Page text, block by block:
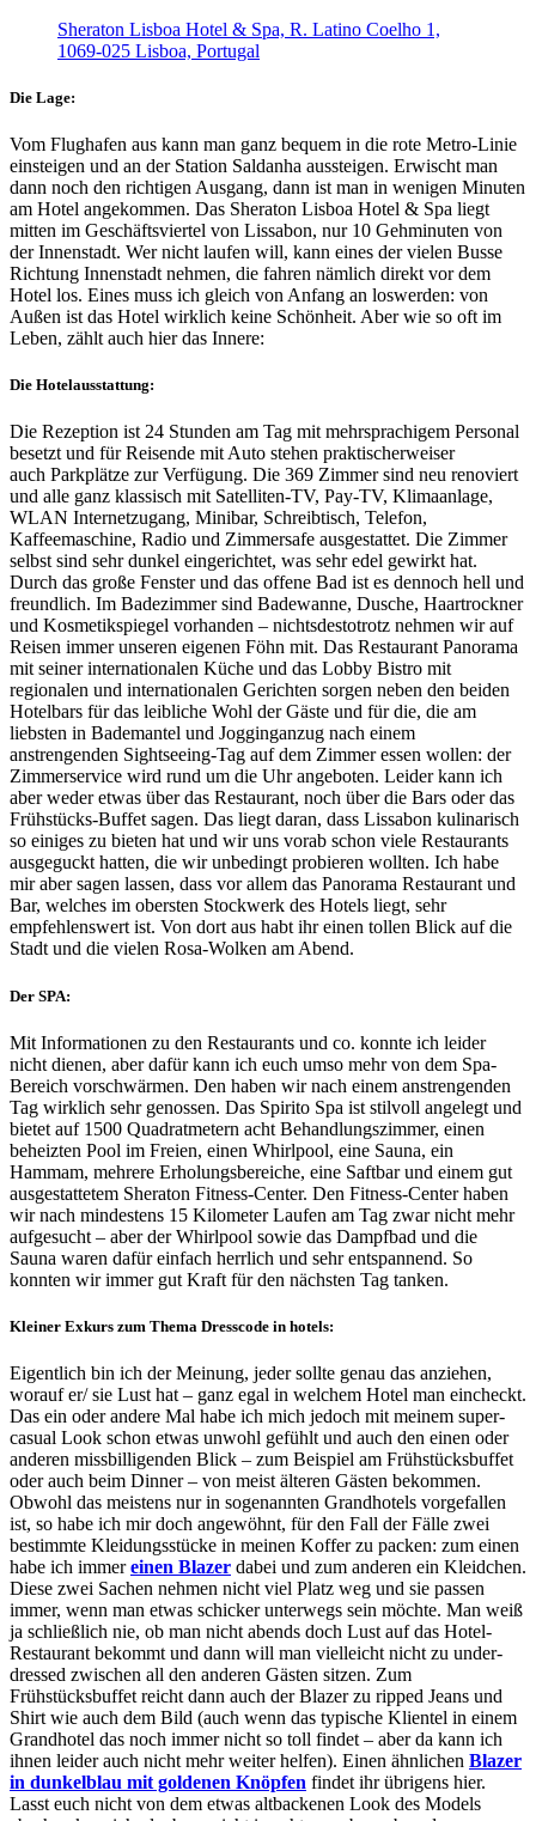
Sheraton Lisboa Hotel & Spa, R. Latino Coelho 1,
1069-025 Lisboa, Portugal
Die Lage:
Vom Flughafen aus kann man ganz bequem in die rote Metro-Linie
einsteigen und an der Station Saldanha aussteigen. Erwischt man
dann noch den richtigen Ausgang, dann ist man in wenigen Minuten
am Hotel angekommen. Das Sheraton Lisboa Hotel & Spa liegt
mitten im Geschäftsviertel von Lissabon, nur 10 Gehminuten von
der Innenstadt. Wer nicht laufen will, kann eines der vielen Busse
Richtung Innenstadt nehmen, die fahren nämlich direkt vor dem
Hotel los. Eines muss ich gleich von Anfang an loswerden: von
Außen ist das Hotel wirklich keine Schönheit. Aber wie so oft im
Leben, zählt auch hier das Innere:
Die Hotelausstattung:
Die Rezeption ist 24 Stunden am Tag mit mehrsprachigem Personal
besetzt und für Reisende mit Auto stehen praktischerweiser
auch Parkplätze zur Verfügung. Die 369 Zimmer sind neu renoviert
und alle ganz klassisch mit Satelliten-TV, Pay-TV, Klimaanlage,
WLAN Internetzugang, Minibar, Schreibtisch, Telefon,
Kaffeemaschine, Radio und Zimmersafe ausgestattet. Die Zimmer
selbst sind sehr dunkel eingerichtet, was sehr edel gewirkt hat.
Durch das große Fenster und das offene Bad ist es dennoch hell und
freundlich. Im Badezimmer sind Badewanne, Dusche, Haartrockner
und Kosmetikspiegel vorhanden – nichtsdestotrotz nehmen wir auf
Reisen immer unseren eigenen Föhn mit. Das Restaurant Panorama
mit seiner internationalen Küche und das Lobby Bistro mit
regionalen und internationalen Gerichten sorgen neben den beiden
Hotelbars für das leibliche Wohl der Gäste und für die, die am
liebsten in Bademantel und Jogginganzug nach einem
anstrengenden Sightseeing-Tag auf dem Zimmer essen wollen: der
Zimmerservice wird rund um die Uhr angeboten. Leider kann ich
aber weder etwas über das Restaurant, noch über die Bars oder das
Frühstücks-Buffet sagen. Das liegt daran, dass Lissabon kulinarisch
so einiges zu bieten hat und wir uns vorab schon viele Restaurants
ausgeguckt hatten, die wir unbedingt probieren wollten. Ich habe
mir aber sagen lassen, dass vor allem das Panorama Restaurant und
Bar, welches im obersten Stockwerk des Hotels liegt, sehr
empfehlenswert ist. Von dort aus habt ihr einen tollen Blick auf die
Stadt und die vielen Rosa-Wolken am Abend.
Der SPA:
Mit Informationen zu den Restaurants und co. konnte ich leider
nicht dienen, aber dafür kann ich euch umso mehr von dem Spa-
Bereich vorschwärmen. Den haben wir nach einem anstrengenden
Tag wirklich sehr genossen. Das Spirito Spa ist stilvoll angelegt und
bietet auf 1500 Quadratmetern acht Behandlungszimmer, einen
beheizten Pool im Freien, einen Whirlpool, eine Sauna, ein
Hammam, mehrere Erholungsbereiche, eine Saftbar und einem gut
ausgestattetem Sheraton Fitness-Center. Den Fitness-Center haben
wir nach mindestens 15 Kilometer Laufen am Tag zwar nicht mehr
aufgesucht – aber der Whirlpool sowie das Dampfbad und die
Sauna waren dafür einfach herrlich und sehr entspannend. So
konnten wir immer gut Kraft für den nächsten Tag tanken.
Kleiner Exkurs zum Thema Dresscode in hotels:
Eigentlich bin ich der Meinung, jeder sollte genau das anziehen,
worauf er/ sie Lust hat – ganz egal in welchem Hotel man eincheckt.
Das ein oder andere Mal habe ich mich jedoch mit meinem super-
casual Look schon etwas unwohl gefühlt und auch den einen oder
anderen missbilligenden Blick – zum Beispiel am Frühstücksbuffet
oder auch beim Dinner – von meist älteren Gästen bekommen.
Obwohl das meistens nur in sogenannten Grandhotels vorgefallen
ist, so habe ich mir doch angewöhnt, für den Fall der Fälle zwei
bestimmte Kleidungsstücke in meinen Koffer zu packen: zum einen
habe ich immereinen Blazer dabei und zum anderen ein Kleidchen.
Diese zwei Sachen nehmen nicht viel Platz weg und sie passen
immer, wenn man etwas schicker unterwegs sein möchte. Man weiß
ja schließlich nie, ob man nicht abends doch Lust auf das Hotel-
Restaurant bekommt und dann will man vielleicht nicht zu under-
dressed zwischen all den anderen Gästen sitzen. Zum
Frühstücksbuffet reicht dann auch der Blazer zu ripped Jeans und
Shirt wie auch dem Bild (auch wenn das typische Klientel in einem
Grandhotel das noch immer nicht so toll findet – aber da kann ich
ihnen leider auch nicht mehr weiter helfen). Einen ähnlichen Blazer
in dunkelblau mit goldenen Knöpfen findet ihr übrigens hier.
Lasst euch nicht von dem etwas altbackenen Look des Models